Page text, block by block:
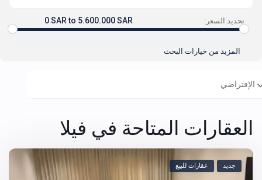
تحديد السعر: 0 SAR to 5.600.000 SAR
المزيد من خيارات البحث
الإفتراضي
العقارات المتاحة في فيلا
عقارات للبيع جديد